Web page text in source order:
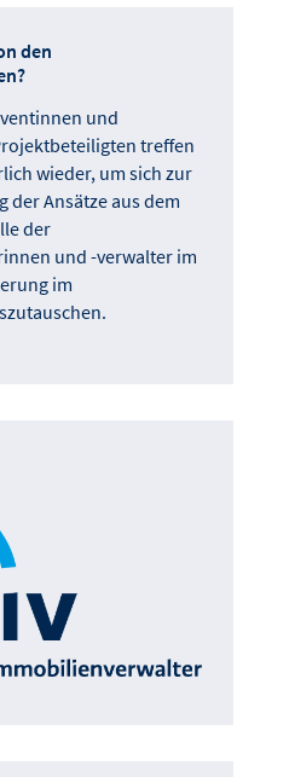
den
und
treffen
wieder, um sich zur
der Ansätze aus dem
der
und -verwalter im
im